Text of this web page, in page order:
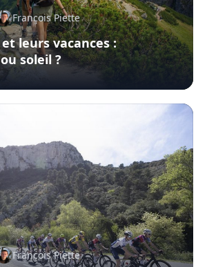
François Piette
et leurs vacances :
soleil ?
François Piette